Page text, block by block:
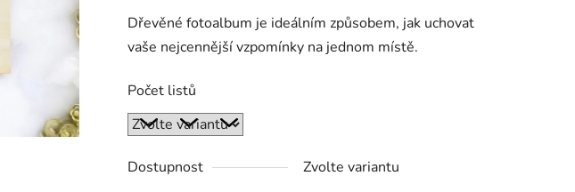
produktu
je
z
5
Dřevěné fotoalbum je ideálním způsobem, jak uchovat
vaše nejcennější vzpomínky na jednom místě.
Počet listů
Dostupnost Zvolte variantu